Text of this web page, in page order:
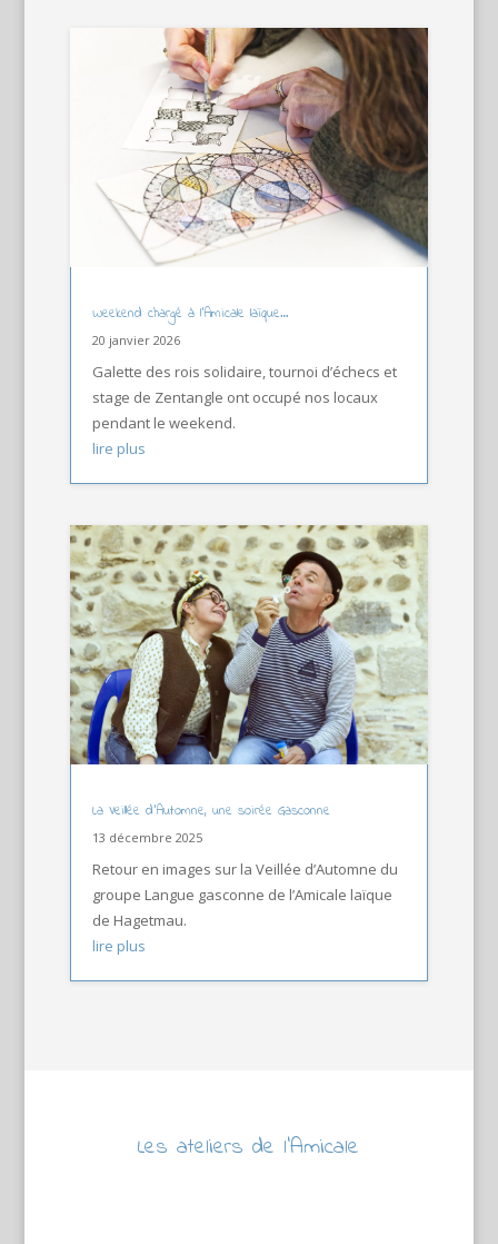
Weekend chargé à l’Amicale laïque…
20 janvier 2026
Galette des rois solidaire, tournoi d’échecs et
stage de Zentangle ont occupé nos locaux
pendant le weekend.
lire plus
La Veillée d’Automne, une soirée Gasconne
13 décembre 2025
Retour en images sur la Veillée d’Automne du
groupe Langue gasconne de l’Amicale laïque
de Hagetmau.
lire plus
Les ateliers de l’Amicale